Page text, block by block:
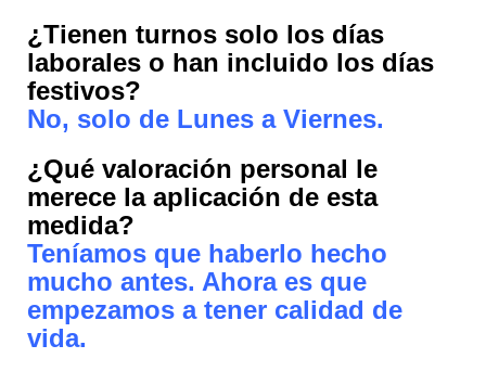
¿Tienen turnos solo los días
laborales o han incluido los días
festivos?
No, solo de Lunes a Viernes.
¿Qué valoración personal le
merece la aplicación de esta
medida?
Teníamos que haberlo hecho
mucho antes. Ahora es que
empezamos a tener calidad de
vida.